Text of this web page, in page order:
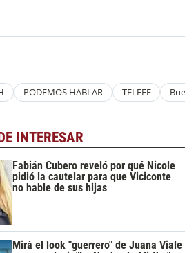
PODEMOS HABLAR TELEFE
INTERESAR
Fabián Cubero reveló por qué Nicole
pidió la cautelar para que Viciconte
no hable de sus hijas
Mirá el look "guerrero" de Juana Viale